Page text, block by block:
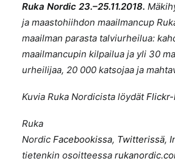
Ruka Nordic 23.–25.11.2018.
ja maastohiihdon maailmancup
maailman parasta talviurheilua:
maailmancupin kilpailua ja yli 30
urheilijaa, 20 000 katsojaa ja
Kuvia Ruka Nordicista löydät
Ruka
Nordic Facebookissa, Twitterissä,
tietenkin osoitteessa